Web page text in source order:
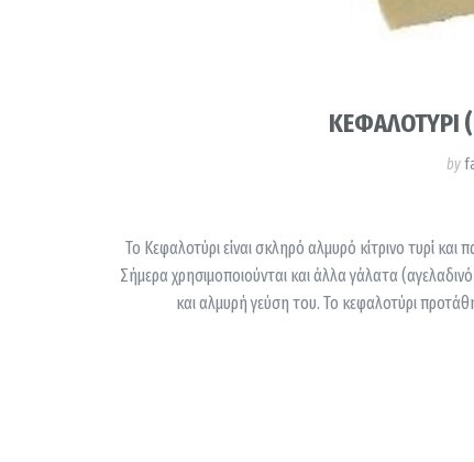
ΚΕΦΑΛΟΤΥΡΙ
by
Το Κεφαλοτύρι είναι σκληρό αλμυρό κίτρινο τυρί
Σήμερα χρησιμοποιούνται και άλλα γάλατα
και αλμυρή γεύση του. Το κεφαλοτύρι